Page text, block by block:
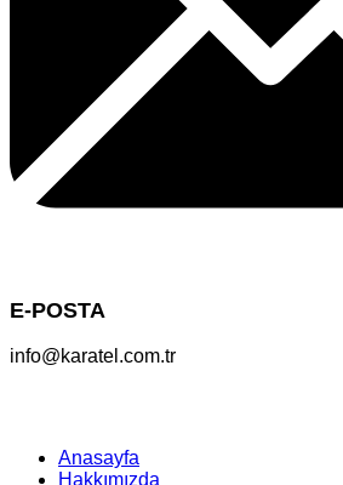
E-POSTA
info@karatel.com.tr
Anasayfa
Hakkımızda